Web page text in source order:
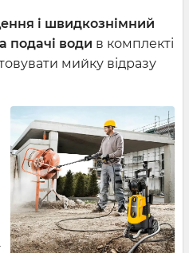
і швидкознімний
подачі води в комплекті
мийку відразу